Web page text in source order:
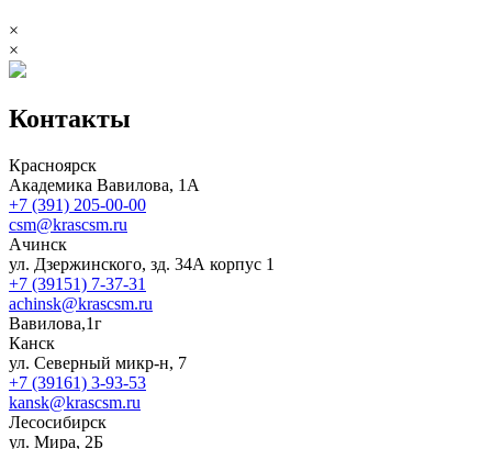
×
×
Контакты
Красноярск
Академика Вавилова, 1А
+7 (391) 205-00-00
csm@krascsm.ru
Ачинск
ул. Дзержинского, зд. 34А корпус 1
+7 (39151) 7-37-31
achinsk@krascsm.ru
Вавилова,1г
Канск
ул. Северный микр-н, 7
+7 (39161) 3-93-53
kansk@krascsm.ru
Лесосибирск
ул. Мира, 2Б